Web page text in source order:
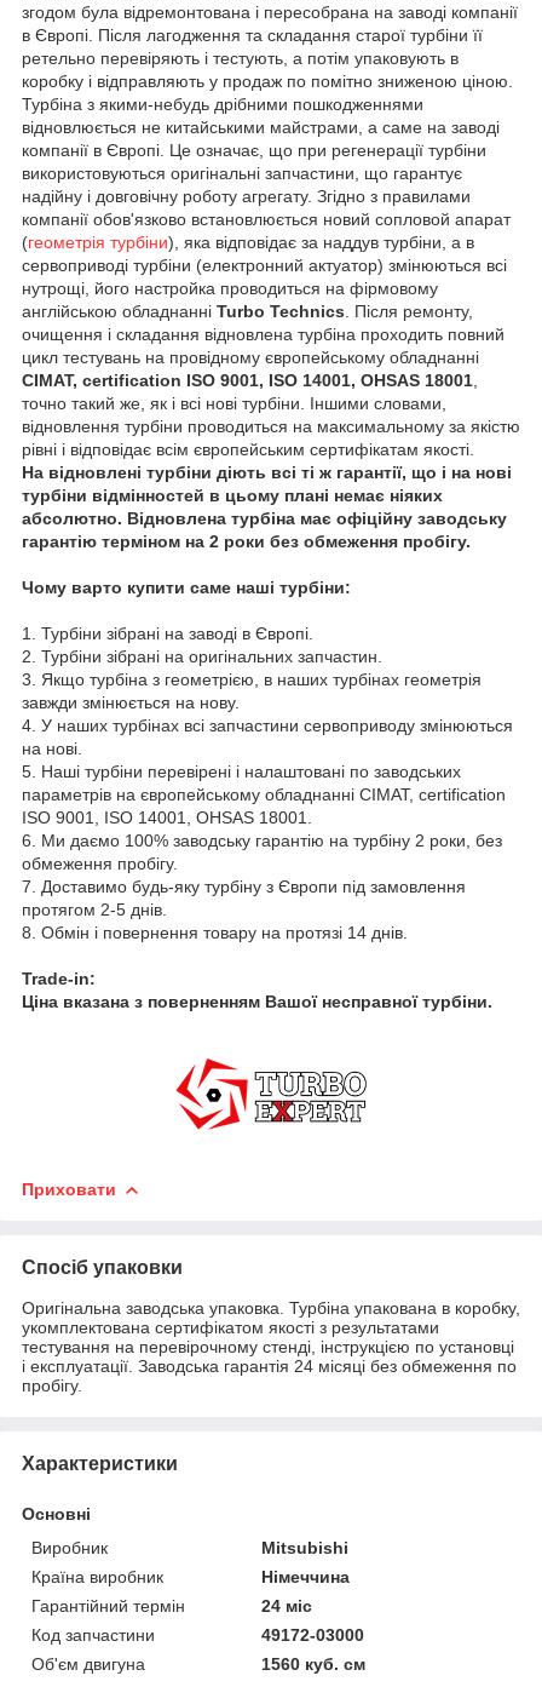
згодом була відремонтована і пересобрана на заводі компанії
в Європі. Після лагодження та складання старої турбіни її
ретельно перевіряють і тестують, а потім упаковують в
коробку і відправляють у продаж по помітно зниженою ціною.
Турбіна з якими-небудь дрібними пошкодженнями
відновлюється не китайськими майстрами, а саме на заводі
компанії в Європі. Це означає, що при регенерації турбіни
використовуються оригінальні запчастини, що гарантує
надійну і довговічну роботу агрегату. Згідно з правилами
компанії обов'язково встановлюється новий сопловой апарат
(геометрія турбіни), яка відповідає за наддув турбіни, а в
сервоприводі турбіни (електронний актуатор) змінюються всі
нутрощі, його настройка проводиться на фірмовому
англійською обладнанні Turbo Technics . Після ремонту,
очищення і складання відновлена турбіна проходить повний
цикл тестувань на провідному європейському обладнанні
CIMAT, certification ISO 9001, ISO 14001, OHSAS 18001
точно такий же, як і всі нові турбіни. Іншими словами,
відновлення турбіни проводиться на максимальному за якістю
рівні і відповідає всім європейським сертифікатам якості.
На відновлені турбіни діють всі ті ж гарантії, що і на нові
турбіни відмінностей в цьому плані немає ніяких
абсолютно. Відновлена турбіна має офіційну заводську
гарантію терміном на 2 роки без обмеження пробігу.
Чому варто купити саме наші турбіни:
1. Турбіни зібрані на заводі в Європі.
2. Турбіни зібрані на оригінальних запчастин.
3. Якщо турбіна з геометрією, в наших турбінах геометрія
завжди змінюється на нову.
4. У наших турбінах всі запчастини сервоприводу змінюються
на нові.
5. Наші турбіни перевірені і налаштовані по заводських
параметрів на європейському обладнанні CIMAT, certification
ISO 9001, ISO 14001, OHSAS 18001.
6. Ми даємо 100% заводську гарантію на турбіну 2 роки, без
обмеження пробігу.
7. Доставимо будь-яку турбіну з Європи під замовлення
протягом 2-5 днів.
8. Обмін і повернення товару на протязі 14 днів.
Trade-in:
Ціна вказана з поверненням Вашої несправної турбіни.
Приховати
Спосіб упаковки
Оригінальна заводська упаковка. Турбіна упакована в коробку,
укомплектована сертифікатом якості з результатами
тестування на перевірочному стенді, інструкцією по установці
і експлуатації. Заводська гарантія 24 місяці без обмеження по
пробігу.
Характеристики
Основні
Виробник
Mitsubishi
Країна виробник
Німеччина
Гарантійний термін
24 міс
Код запчастини
49172-03000
Об'єм двигуна
1560 куб. см